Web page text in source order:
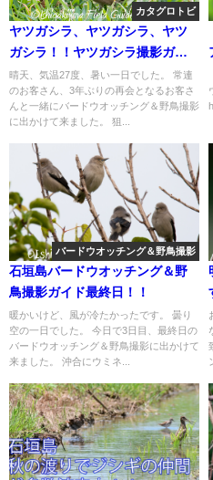
カタグロトビ
ヤツガシラ、ヤツガシラ、ヤツ
ガシラ！！ヤツガシラ撮影ガイ
ド！！
晴天、気温27度、暑い一日でした。 常連
のお客さん、3年ぶりの再会となるお客さ
んと一緒にバードウオッチング＆野鳥撮影
に出かけて来ました。 狙...
バードウオッチング＆野鳥撮影
石垣島バードウオッチング＆野
鳥撮影ガイド最終日！！
暖かいけど、風が冷たかったです。 曇り
空の一日でした。 今日で3日目、最終日の
バードウオッチング＆野鳥撮影に出かけて
来ました。 沖合にウミネ...